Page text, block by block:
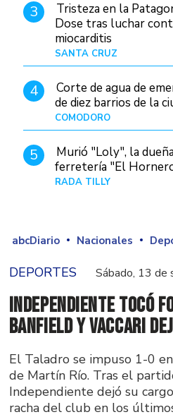
3
Tristeza en la
Dose tras luchar
miocarditis
SANTA CRUZ
4
Corte de agua de
de diez barrios de la
COMODORO
5
Murió "Loly", la
ferretería "El
RADA TILLY
abcDiario Nacionales
DEPORTES Sábado, 13
Independiente tocó
Banfield y Vaccari
El Taladro se impuso 1-0
de Martín Río. Tras el
Independiente dejó su
racha del club en los